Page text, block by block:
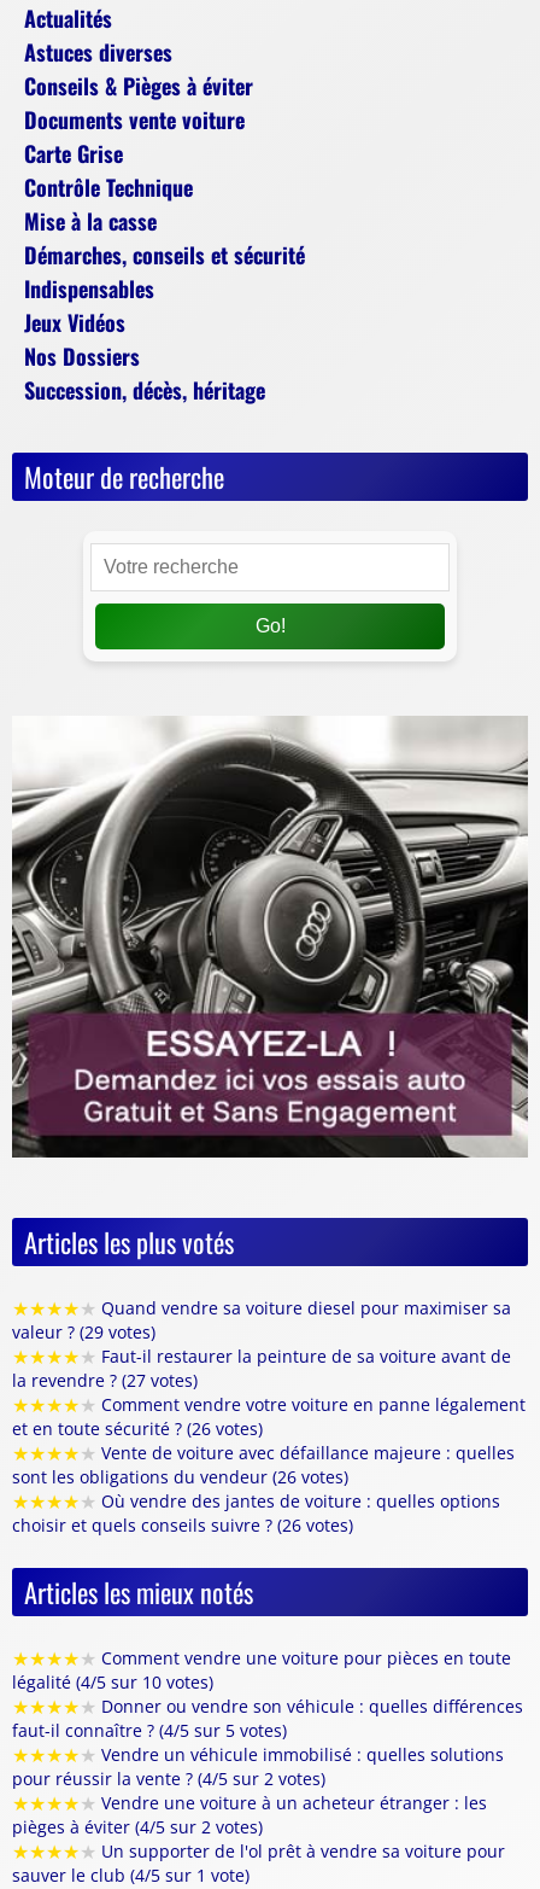
Actualités
Astuces diverses
Conseils & Pièges à éviter
Documents vente voiture
Carte Grise
Contrôle Technique
Mise à la casse
Démarches, conseils et sécurité
Indispensables
Jeux Vidéos
Nos Dossiers
Succession, décès, héritage
Moteur de recherche
Go!
Articles les plus votés
★★★★★ Quand vendre sa voiture diesel pour maximiser sa
valeur ? (29 votes)
★★★★★ Faut-il restaurer la peinture de sa voiture avant de
la revendre ? (27 votes)
★★★★★ Comment vendre votre voiture en panne légalement
et en toute sécurité ? (26 votes)
★★★★★ Vente de voiture avec défaillance majeure : quelles
sont les obligations du vendeur (26 votes)
★★★★★ Où vendre des jantes de voiture : quelles options
choisir et quels conseils suivre ? (26 votes)
Articles les mieux notés
★★★★★ Comment vendre une voiture pour pièces en toute
légalité (4/5 sur 10 votes)
★★★★★ Donner ou vendre son véhicule : quelles différences
faut-il connaître ? (4/5 sur 5 votes)
★★★★★ Vendre un véhicule immobilisé : quelles solutions
pour réussir la vente ? (4/5 sur 2 votes)
★★★★★ Vendre une voiture à un acheteur étranger : les
pièges à éviter (4/5 sur 2 votes)
★★★★★ Un supporter de l'ol prêt à vendre sa voiture pour
sauver le club (4/5 sur 1 vote)